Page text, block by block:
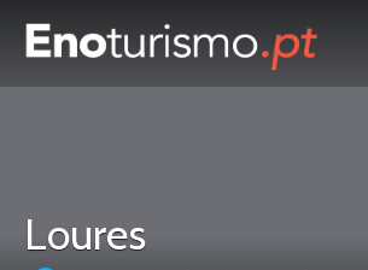
Loures